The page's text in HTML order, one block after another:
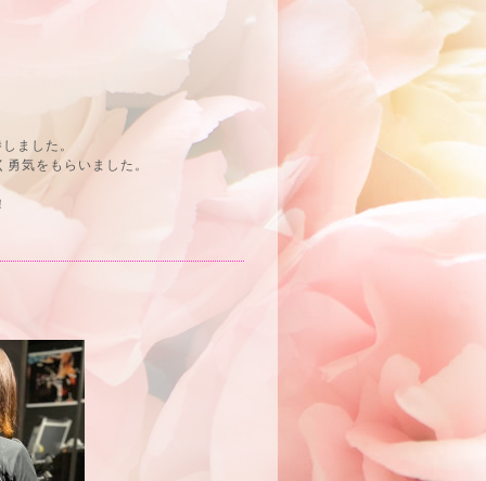
ました。
気をもらいました。